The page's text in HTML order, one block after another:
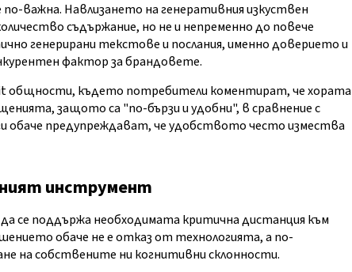
важна. Навлизането на генеративния изкуствен
съдържание, но не и непременно до повече
генерирани текстове и послания, именно доверието и
фактор за брандовете.
общности, където потребители коментират, че хората
защото са "по-бързи и удобни", в сравнение с
обаче предупреждават, че удобството често измества
инструмент
се поддържа необходимата критична дистанция към
обаче не е отказ от технологията, а по-
на собствените ни когнитивни склонности.